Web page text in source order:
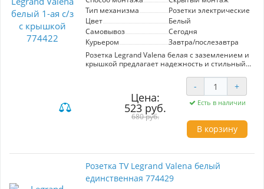
в вашем пространстве с помощью Legrand
Valena!
Тип механизма
Розетки электрические
Цвет
Белый
Самовывоз
Сегодня
Курьером
Завтра/послезавтра
Розетка Legrand Valena белая с заземлением и
крышкой предлагает надежность и стильный
безопасного использования в жилых и
коммерческих помещениях. Легко
монтируется, сочетается с любой обстановкой
благодаря классическому белому цвету.
Цена:
523 руб.
680 руб.
- +
Есть в наличии
В корзину
Розетка TV Legrand Valena белый
единственная 774429